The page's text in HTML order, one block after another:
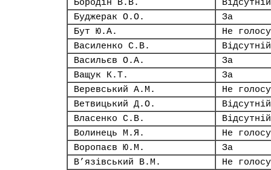
Бородін В.В.
Відсутній
Буджерак О.О.
За
Бут Ю.А.
Не
Василенко С.В.
Відсутній
Васильєв О.А.
За
Ващук К.Т.
За
Веревський А.М.
Не
Ветвицький Д.О.
Відсутній
Власенко С.В.
Відсутній
Волинець М.Я.
Не
Воропаєв Ю.М.
За
В’язівський В.М.
Не